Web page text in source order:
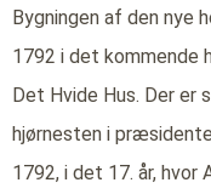
Bygningen af den nye
1792 i det kommende
Det Hvide Hus. Der er
hjørnesten i
1792, i det 17. år, hvor